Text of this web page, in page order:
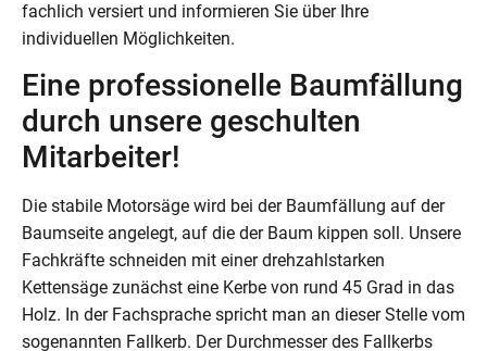
fachlich versiert und informieren Sie über Ihre
individuellen Möglichkeiten.
Eine professionelle Baumfällung
durch unsere geschulten
Mitarbeiter!
Die stabile Motorsäge wird bei der Baumfällung auf der
Baumseite angelegt, auf die der Baum kippen soll. Unsere
Fachkräfte schneiden mit einer drehzahlstarken
Kettensäge zunächst eine Kerbe von rund 45 Grad in das
Holz. In der Fachsprache spricht man an dieser Stelle vom
sogenannten Fallkerb. Der Durchmesser des Fallkerbs